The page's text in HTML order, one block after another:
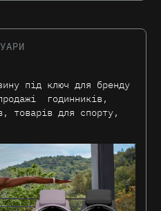
під ключ для бренду
годинників,
товарів для спорту,